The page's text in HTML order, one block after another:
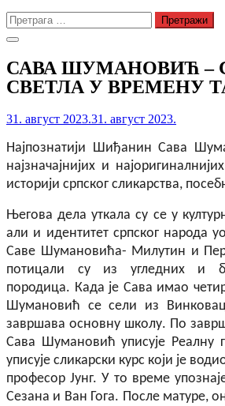
Претрага
за:
САВА ШУМАНОВИЋ –
СВЕТЛА У ВРЕМЕНУ
31. август 2023.31. август 2023.
Најпознатији Шиђанин Сава
најзначајнијих и
историји српског сликарства,
Његова дела уткала су се у
али и идентитет српског народа
Саве Шумановића- Милутин и
потицали су из угледних и
породица. Када је Сава имао
Шумановић се сели из
завршава основну школу. По
Сава Шумановић уписује Реалну
уписује сликарски курс који је
професор Јунг. У то време
Сезана и Ван Гога. После матуре,